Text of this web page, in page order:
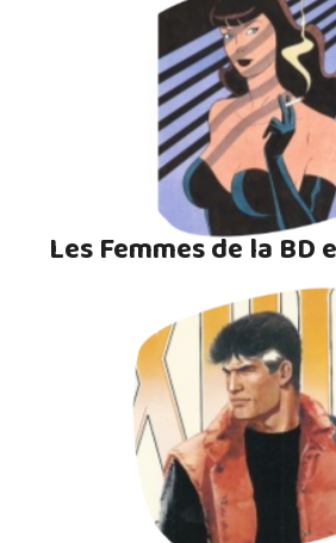
Les Femmes de la BD